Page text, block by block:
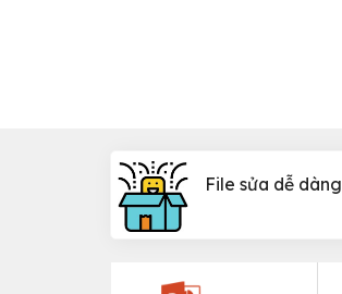
File sửa dễ dàng